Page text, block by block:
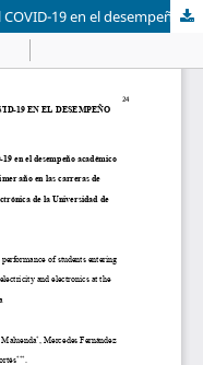
Impacto de aspectos emocionales del COVID-19 en el desempeño académico de estudiantes de ingreso en el 2020 a primer año en las carreras de ingeniería en las áreas de electricidad y electrónica de la Universidad de Antofagasta